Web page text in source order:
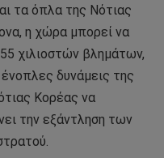
τα όπλα της Νότιας
η χώρα μπορεί να
χιλιοστών βλημάτων,
δυνάμεις της
Κορέας να
την εξάντληση των